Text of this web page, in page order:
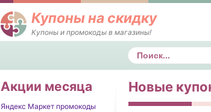
Купоны на скидку
Купоны и промокоды в магазины!
Поиск
Акции месяца
Яндекс Маркет промокоды
Новые